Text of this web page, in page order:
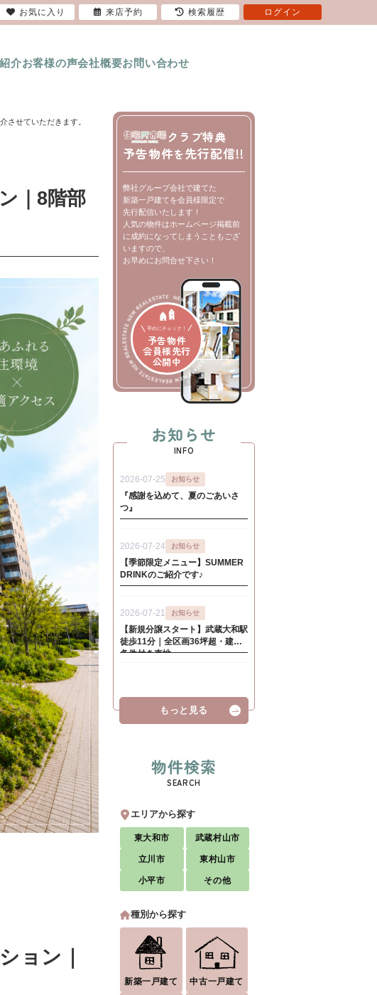
介お客様の声会社概要お問い合わせ
させていただきます。
｜8階部
ョン｜
クラブ特典
予告物件を先行配信!!
弊社グループ会社で建てた
新築一戸建てを会員様限定で
先行配信いたします！
人気の物件はホームページ掲載前
に成約になってしまうこともござ
いますので、
お早めにお問合せ下さい！
早めにチェック！
予告物件
会員様先行
公開中
お知らせ
INFO
もっと見る
物件検索
SEARCH
エリアから探す
東大和市 武蔵村山市
立川市 東村山市
小平市 その他
種別から探す
新築一戸建て 中古一戸建て
お気に入り 来店予約 検索履歴 ログイン